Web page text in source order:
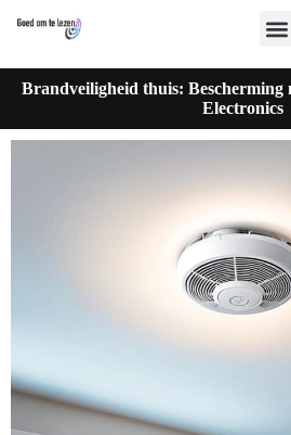
Brandveiligheid thuis: Bescherming
Electronics